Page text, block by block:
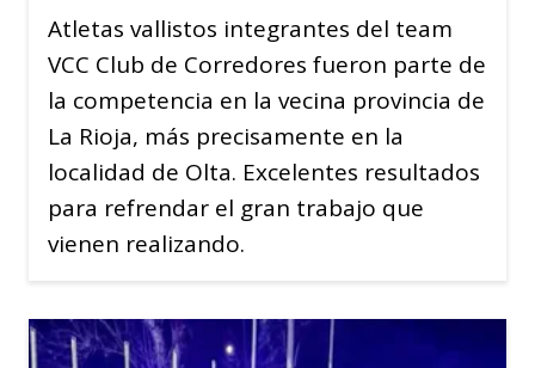
Atletas vallistos integrantes del team
VCC Club de Corredores fueron parte de
la competencia en la vecina provincia de
La Rioja, más precisamente en la
localidad de Olta. Excelentes resultados
para refrendar el gran trabajo que
vienen realizando.